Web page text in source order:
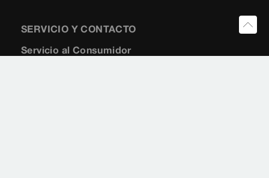
SERVICIO Y CONTACTO
Servicio al Consumidor